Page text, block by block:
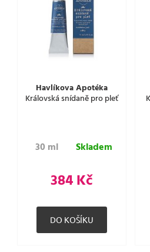
Havlíkova Apotéka
Královská snídaně pro pleť
30 ml Skladem
384 Kč